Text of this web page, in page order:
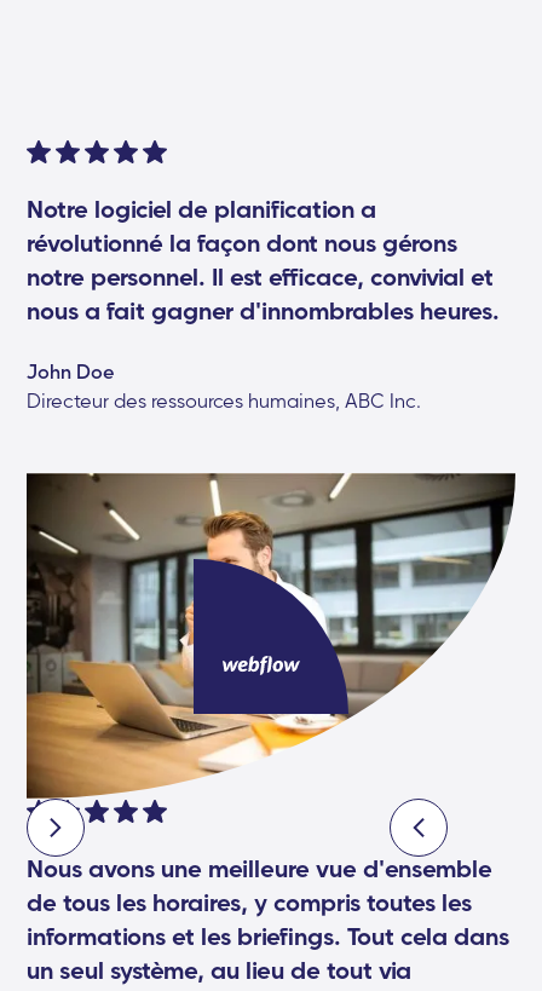
Notre logiciel de planification a
révolutionné la façon dont nous gérons
notre personnel. Il est efficace, convivial et
nous a fait gagner d'innombrables heures.
John Doe
Directeur des ressources humaines, ABC Inc.
Nous avons une meilleure vue d'ensemble
de tous les horaires, y compris toutes les
informations et les briefings. Tout cela dans
un seul système, au lieu de tout via